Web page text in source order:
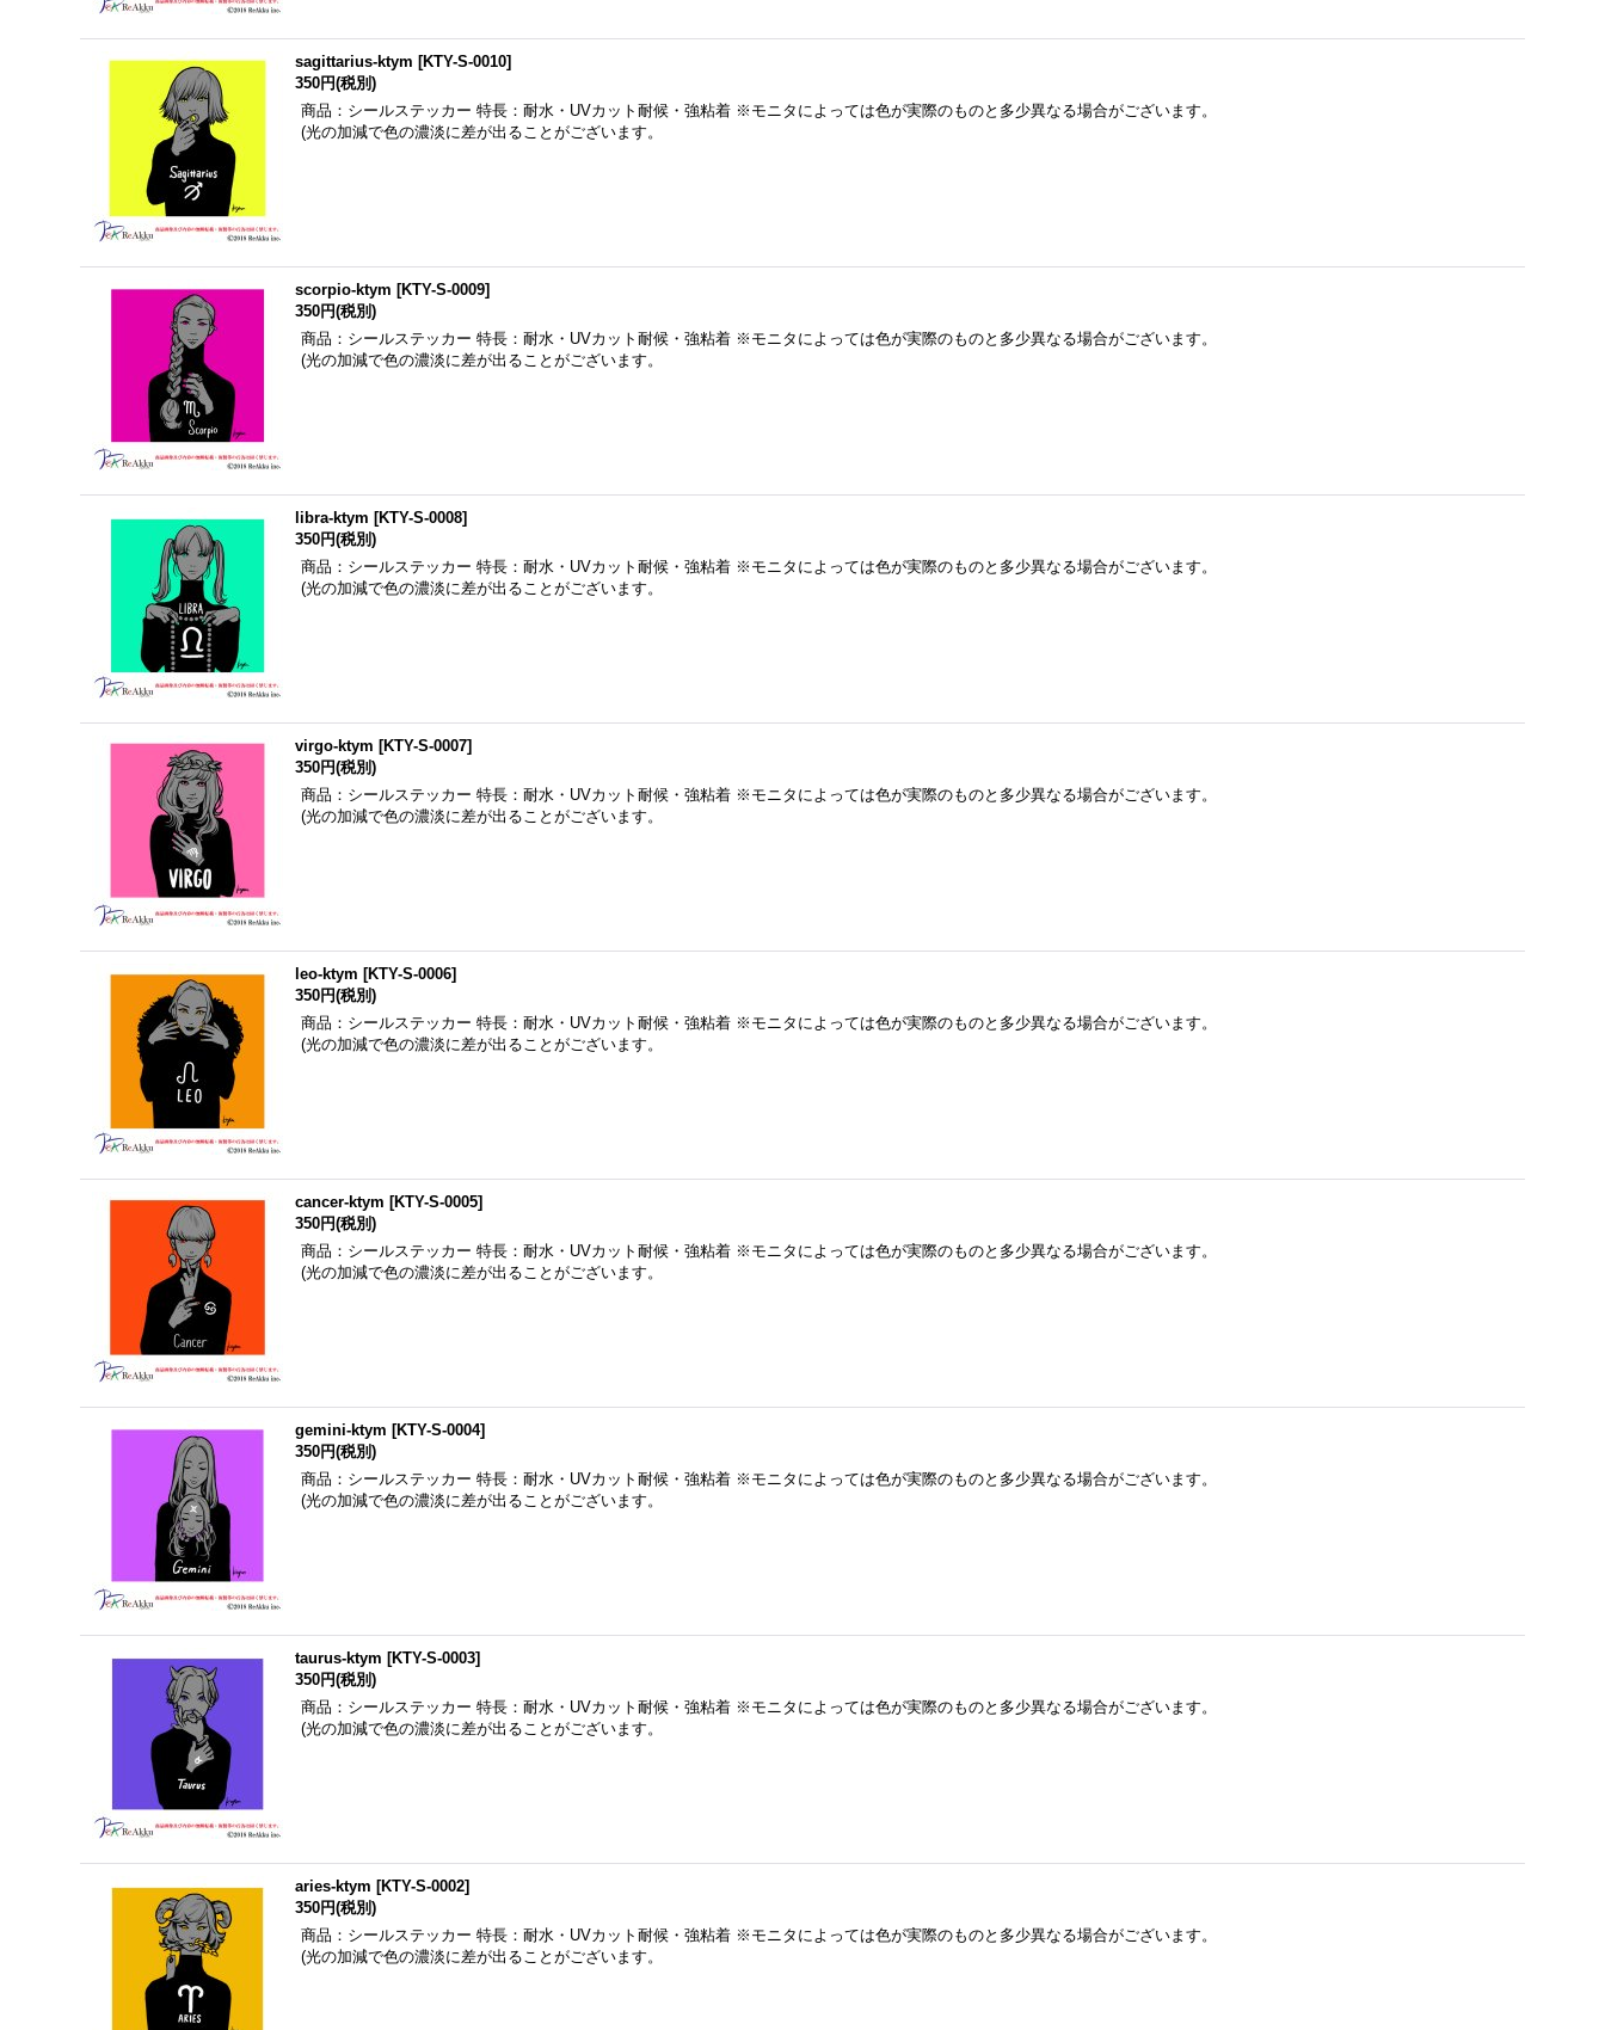
sagittarius-ktym [KTY-S-0010]
350円(税別)
商品：シールステッカー 特長：耐水・UVカット耐候・強粘着 ※モニタによっては色が実際のものと多少異なる場合がございます。
(光の加減で色の濃淡に差が出ることがございます。
scorpio-ktym [KTY-S-0009]
350円(税別)
商品：シールステッカー 特長：耐水・UVカット耐候・強粘着 ※モニタによっては色が実際のものと多少異なる場合がございます。
(光の加減で色の濃淡に差が出ることがございます。
libra-ktym [KTY-S-0008]
350円(税別)
商品：シールステッカー 特長：耐水・UVカット耐候・強粘着 ※モニタによっては色が実際のものと多少異なる場合がございます。
(光の加減で色の濃淡に差が出ることがございます。
virgo-ktym [KTY-S-0007]
350円(税別)
商品：シールステッカー 特長：耐水・UVカット耐候・強粘着 ※モニタによっては色が実際のものと多少異なる場合がございます。
(光の加減で色の濃淡に差が出ることがございます。
leo-ktym [KTY-S-0006]
350円(税別)
商品：シールステッカー 特長：耐水・UVカット耐候・強粘着 ※モニタによっては色が実際のものと多少異なる場合がございます。
(光の加減で色の濃淡に差が出ることがございます。
cancer-ktym [KTY-S-0005]
350円(税別)
商品：シールステッカー 特長：耐水・UVカット耐候・強粘着 ※モニタによっては色が実際のものと多少異なる場合がございます。
(光の加減で色の濃淡に差が出ることがございます。
gemini-ktym [KTY-S-0004]
350円(税別)
商品：シールステッカー 特長：耐水・UVカット耐候・強粘着 ※モニタによっては色が実際のものと多少異なる場合がございます。
(光の加減で色の濃淡に差が出ることがございます。
taurus-ktym [KTY-S-0003]
350円(税別)
商品：シールステッカー 特長：耐水・UVカット耐候・強粘着 ※モニタによっては色が実際のものと多少異なる場合がございます。
(光の加減で色の濃淡に差が出ることがございます。
aries-ktym [KTY-S-0002]
350円(税別)
商品：シールステッカー 特長：耐水・UVカット耐候・強粘着 ※モニタによっては色が実際のものと多少異なる場合がございます。
(光の加減で色の濃淡に差が出ることがございます。